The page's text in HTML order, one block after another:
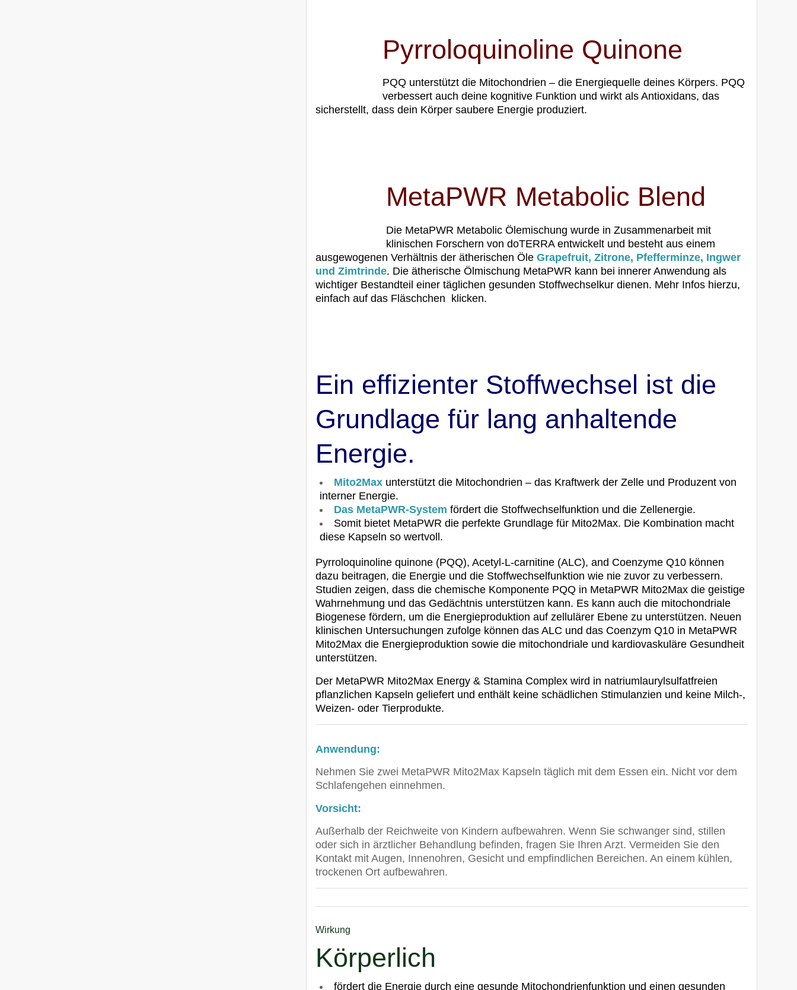
Pyrroloquinoline Quinone
PQQ unterstützt die Mitochondrien – die Energiequelle deines Körpers. PQQ
verbessert auch deine kognitive Funktion und wirkt als Antioxidans, das
sicherstellt, dass dein Körper saubere Energie produziert.
MetaPWR Metabolic Blend
Die MetaPWR Metabolic Ölemischung wurde in Zusammenarbeit mit
klinischen Forschern von doTERRA entwickelt und besteht aus einem
ausgewogenen Verhältnis der ätherischen ÖleGrapefruit, Zitrone, Pfefferminze, Ingwer
und Zimtrinde. Die ätherische Ölmischung MetaPWR kann bei innerer Anwendung als
wichtiger Bestandteil einer täglichen gesunden Stoffwechselkur dienen. Mehr Infos hierzu,
einfach auf das Fläschchen klicken.
Ein effizienter Stoffwechsel ist die
Grundlage für lang anhaltende
Energie.
Mito2Max unterstützt die Mitochondrien – das Kraftwerk der Zelle und Produzent von
interner Energie.
Das MetaPWR-System fördert die Stoffwechselfunktion und die Zellenergie.
Somit bietet MetaPWR die perfekte Grundlage für Mito2Max. Die Kombination macht
diese Kapseln so wertvoll.
Pyrroloquinoline quinone (PQQ), Acetyl-L-carnitine (ALC), and Coenzyme Q10 können
dazu beitragen, die Energie und die Stoffwechselfunktion wie nie zuvor zu verbessern.
Studien zeigen, dass die chemische Komponente PQQ in MetaPWR Mito2Max die geistige
Wahrnehmung und das Gedächtnis unterstützen kann. Es kann auch die mitochondriale
Biogenese fördern, um die Energieproduktion auf zellulärer Ebene zu unterstützen. Neuen
klinischen Untersuchungen zufolge können das ALC und das Coenzym Q10 in MetaPWR
Mito2Max die Energieproduktion sowie die mitochondriale und kardiovaskuläre Gesundheit
unterstützen.
Der MetaPWR Mito2Max Energy & Stamina Complex wird in natriumlaurylsulfatfreien
pflanzlichen Kapseln geliefert und enthält keine schädlichen Stimulanzien und keine Milch-,
Weizen- oder Tierprodukte.
Anwendung:
Nehmen Sie zwei MetaPWR Mito2Max Kapseln täglich mit dem Essen ein. Nicht vor dem
Schlafengehen einnehmen.
Vorsicht:
Außerhalb der Reichweite von Kindern aufbewahren. Wenn Sie schwanger sind, stillen
oder sich in ärztlicher Behandlung befinden, fragen Sie Ihren Arzt. Vermeiden Sie den
Kontakt mit Augen, Innenohren, Gesicht und empfindlichen Bereichen. An einem kühlen,
trockenen Ort aufbewahren.
Wirkung
Körperlich
fördert die Energie durch eine gesunde Mitochondrienfunktion und einen gesunden